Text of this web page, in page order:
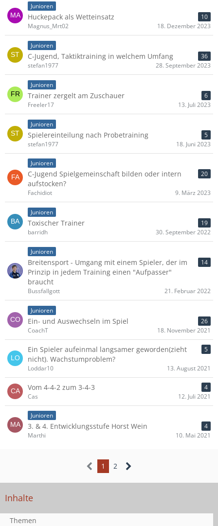
Junioren
Huckepack als Wetteinsatz
10
Magnus_Mrt02
18. Dezember 2023
Junioren
C-Jugend, Taktiktraining in welchem Umfang
36
stefan1977
28. September 2023
Junioren
Trainer zergelt am Zuschauer
6
Freeler17
13. Juli 2023
Junioren
Spielereinteilung nach Probetraining
5
stefan1977
18. Juni 2023
Junioren
C-Jugend Spielgemeinschaft bilden oder intern
aufstocken?
20
Fachidiot 9. März 2023
Junioren
Toxischer Trainer
19
barridh
30. September 2022
Junioren
Breitensport - Umgang mit einem Spieler, der im
Prinzip in jedem Training einen "Aufpasser"
braucht
14
Bussfallgott 21. Februar 2022
Junioren
Ein- und Auswechseln im Spiel
26
CoachT
18. November 2021
Ein Spieler aufeinmal langsamer geworden(zieht
nicht). Wachstumproblem?
5
Loddar10 13. August 2021
Vom 4-4-2 zum 3-4-3
4
Cas
12. Juli 2021
Junioren
3. & 4. Entwicklungsstufe Horst Wein
4
Marthi
10. Mai 2021
1 2
Inhalte
Themen